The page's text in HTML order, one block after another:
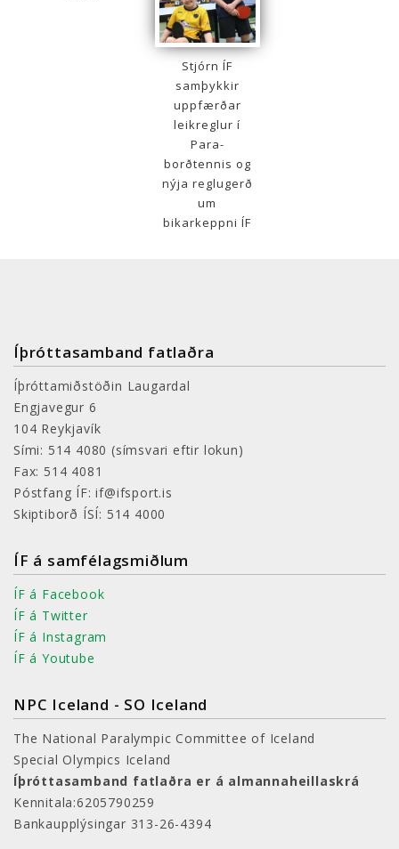
Stjórn ÍF
samþykkir
uppfærðar
leikreglur í
Para-
borðtennis og
nýja reglugerð
um
bikarkeppni ÍF
Íþróttasamband fatlaðra
Íþróttamiðstöðin Laugardal
Engjavegur 6
104 Reykjavík
Sími: 514 4080(símsvari eftir lokun)
Fax: 514 4081
Póstfang ÍF: if@ifsport.is
Skiptiborð ÍSÍ: 514 4000
ÍF á samfélagsmiðlum
ÍF á Facebook
ÍF á Twitter
ÍF á Instagram
ÍF á Youtube
NPC Iceland - SO Iceland
The National Paralympic Committee of Iceland
Special Olympics Iceland
Íþróttasamband fatlaðra er á almannaheillaskrá
Kennitala:6205790259
Bankaupplýsingar 313-26-4394